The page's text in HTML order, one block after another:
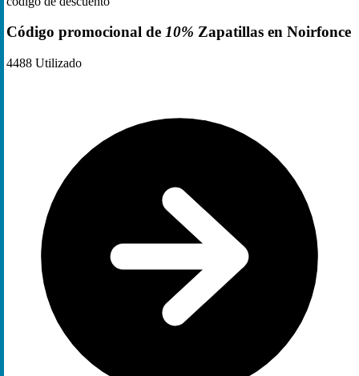
Código promocional de 10% Zapatillas en Noirfonce
4488 Utilizado